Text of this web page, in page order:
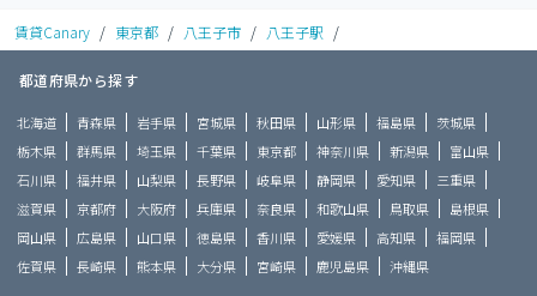
賃貸Canary / 東京都 / 八王子市 / 八王子駅 /
都道府県から探す
北海道 青森県 岩手県 宮城県 秋田県 山形県 福島県
茨城県
栃木県
群馬県 埼玉県 千葉県 東京都 神奈川県 新潟県
富山県
石川県
福井県 山梨県 長野県 岐阜県 静岡県 愛知県
三重県
滋賀県
京都府 大阪府 兵庫県 奈良県 和歌山県 鳥取県
島根県
岡山県
広島県 山口県 徳島県 香川県 愛媛県 高知県
福岡県
佐賀県
長崎県 熊本県 大分県 宮崎県 鹿児島県 沖縄県